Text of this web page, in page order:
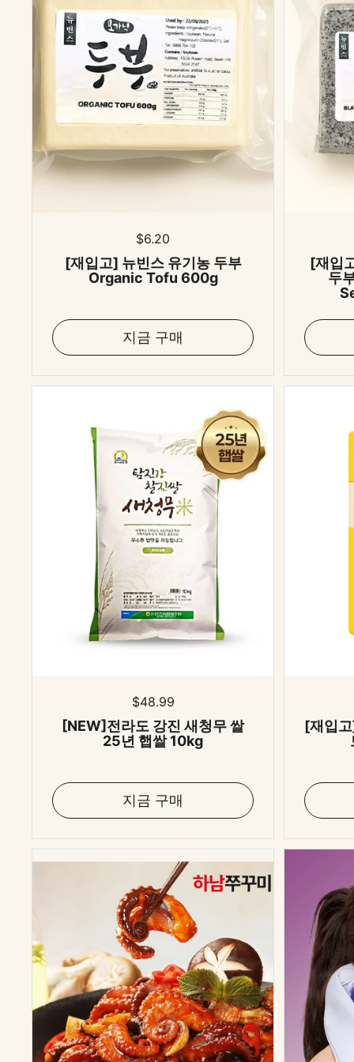
표준 가격
$6.20
[재입고] 뉴빈스 유기농 두부
Organic Tofu 600g
지금 구매
[재입
두
표준 가격
$48.99
[NEW]전라도 강진 새청무 쌀
25년 햅쌀 10kg
지금 구매
[재입